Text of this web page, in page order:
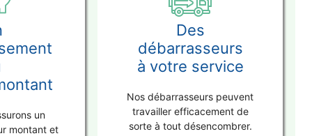
un
montant et
Des
débarrasseurs
à votre service
Nos débarrasseurs peuvent
travailler efficacement de
sorte à tout désencombrer.